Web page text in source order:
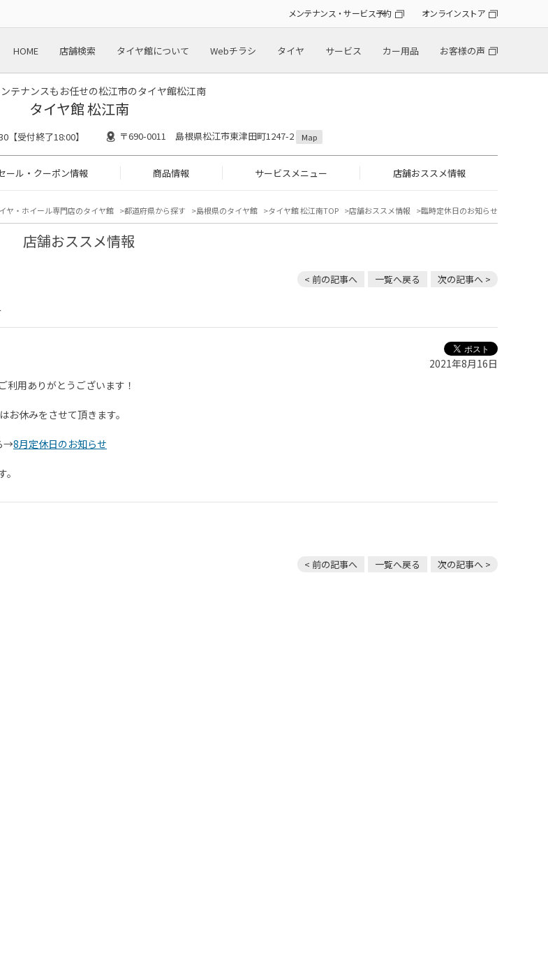
メンテナンス・サービス予約 オンラインストア
HOME 店舗検索 タイヤ館について Webチラシ タイヤ サービス カー用品 お客様の声
テナンスもお任せの松江市のタイヤ館松江南
タイヤ館 松江南
【受付終了18:00】 〒690-0011 島根県松江市東津田町1247-2 Map
ール・クーポン情報 商品情報 サービスメニュー 店舗おススメ情報
ヤ・ホイール専門店のタイヤ館 都道府県から探す 島根県のタイヤ館 タイヤ館 松江南TOP 店舗おススメ情報 臨時定休日のお知らせ
店舗おススメ情報
< 前の記事へ 一覧へ戻る 次の記事へ >
2021年8月16日
利用ありがとうございます！
休みをさせて頂きます。
→8月定休日のお知らせ
< 前の記事へ 一覧へ戻る 次の記事へ >